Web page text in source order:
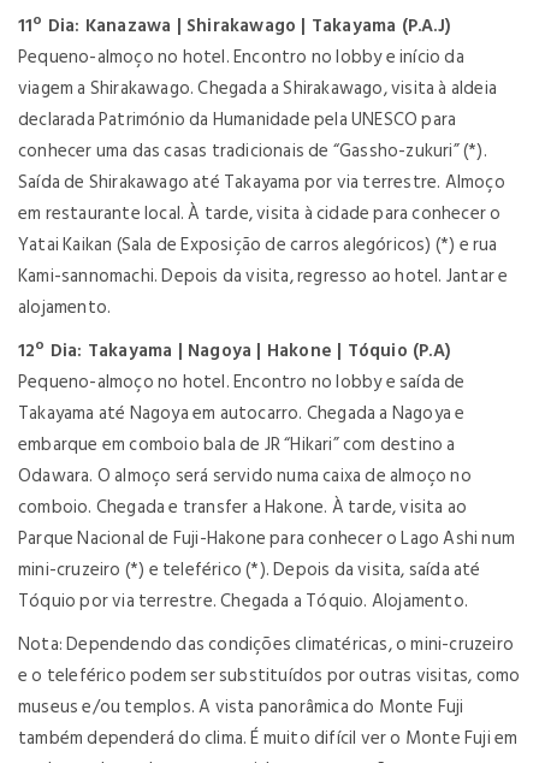
11º Dia: Kanazawa | Shirakawago | Takayama (P.A.J)
Pequeno-almoço no hotel. Encontro no lobby e início da
viagem a Shirakawago. Chegada a Shirakawago, visita à aldeia
declarada Património da Humanidade pela UNESCO para
conhecer uma das casas tradicionais de “Gassho-zukuri” (*).
Saída de Shirakawago até Takayama por via terrestre. Almoço
em restaurante local. À tarde, visita à cidade para conhecer o
Yatai Kaikan (Sala de Exposição de carros alegóricos) (*) e rua
Kami-sannomachi. Depois da visita, regresso ao hotel. Jantar e
alojamento.
12º Dia: Takayama | Nagoya | Hakone | Tóquio (P.A)
Pequeno-almoço no hotel. Encontro no lobby e saída de
Takayama até Nagoya em autocarro. Chegada a Nagoya e
embarque em comboio bala de JR “Hikari” com destino a
Odawara. O almoço será servido numa caixa de almoço no
comboio. Chegada e transfer a Hakone. À tarde, visita ao
Parque Nacional de Fuji-Hakone para conhecer o Lago Ashi num
mini-cruzeiro (*) e teleférico (*). Depois da visita, saída até
Tóquio por via terrestre. Chegada a Tóquio. Alojamento.
Nota: Dependendo das condições climatéricas, o mini-cruzeiro
e o teleférico podem ser substituídos por outras visitas, como
museus e/ou templos. A vista panorâmica do Monte Fuji
também dependerá do clima. É muito difícil ver o Monte Fuji em